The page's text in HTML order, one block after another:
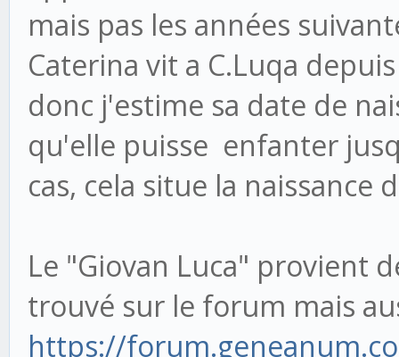
mais pas les années
Caterina vit a C.Luqa
donc j'estime sa date de
qu'elle puisse enfanter
cas, cela situe la naissance
Le "Giovan Luca" provient
trouvé sur le forum mais
https://